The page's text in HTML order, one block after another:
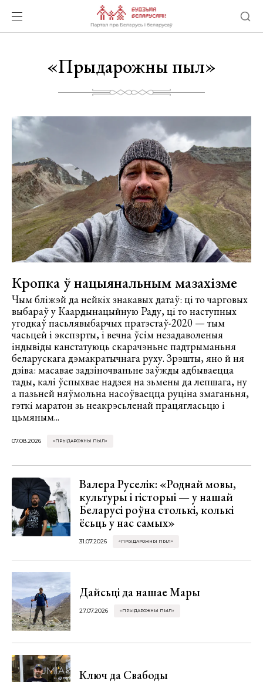
«Прыдарожны пыл»
Кропка ў нацыянальным мазахізме
Чым бліжэй да нейкіх знакавых датаў: ці то чарговых
выбараў у Каардынацыйную Раду, ці то наступных
угодкаў пасьлявыбарчых пратэстаў-2020 — тым
часьцей і экспэрты, і вечна ўсім незадаволеныя
індывіды канстатуюць скарачэньне падтрыманьня
беларускага дэмакратычнага руху. Зрэшты, яно й ня
дзіва: масавае задзіночваньне заўжды адбываецца
тады, калі ўспыхвае надзея на зьмены да лепшага, ну
а пазьней няўмольна насоўваецца руціна змаганьня,
гэткі маратон зь неакрэсьленай працягласьцю і
цьмяным...
07.08.2026 «ПРЫДАРОЖНЫ ПЫЛ»
Валера Руселік: «Роднай мовы,
культуры і гісторыі — у нашай
Беларусі роўна столькі, колькі
ёсьць у нас самых»
31.07.2026 «ПРЫДАРОЖНЫ ПЫЛ»
Дайсьці да нашае Мары
27.07.2026 «ПРЫДАРОЖНЫ ПЫЛ»
Ключ да Свабоды